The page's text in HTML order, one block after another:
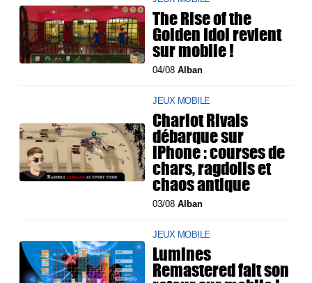
The Rise of the
Golden Idol revient
sur mobile !
04/08Alban
JEUX MOBILE
Chariot Rivals
débarque sur
iPhone : courses de
chars, ragdolls et
chaos antique
03/08Alban
JEUX MOBILE
Lumines
Remastered fait son